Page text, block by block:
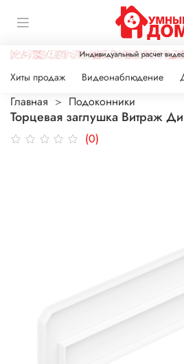
Хиты продаж Видеонаблюдение
Главная Подоконники
Торцевая заглушка Витраж
(0)